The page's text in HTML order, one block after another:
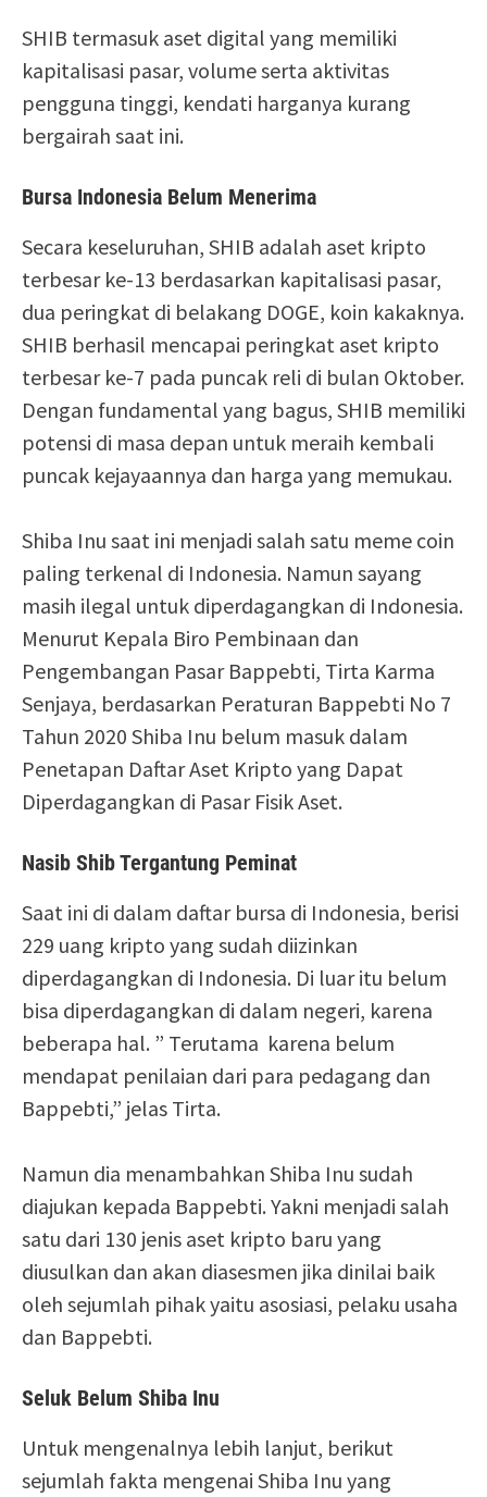
SHIB termasuk aset digital yang memiliki
kapitalisasi pasar, volume serta aktivitas
pengguna tinggi, kendati harganya kurang
bergairah saat ini.
Bursa Indonesia Belum Menerima
Secara keseluruhan, SHIB adalah aset kripto
terbesar ke-13 berdasarkan kapitalisasi pasar,
dua peringkat di belakang DOGE, koin kakaknya.
SHIB berhasil mencapai peringkat aset kripto
terbesar ke-7 pada puncak reli di bulan Oktober.
Dengan fundamental yang bagus, SHIB memiliki
potensi di masa depan untuk meraih kembali
puncak kejayaannya dan harga yang memukau.
Shiba Inu saat ini menjadi salah satu meme coin
paling terkenal di Indonesia. Namun sayang
masih ilegal untuk diperdagangkan di Indonesia.
Menurut Kepala Biro Pembinaan dan
Pengembangan Pasar Bappebti, Tirta Karma
Senjaya, berdasarkan Peraturan Bappebti No 7
Tahun 2020 Shiba Inu belum masuk dalam
Penetapan Daftar Aset Kripto yang Dapat
Diperdagangkan di Pasar Fisik Aset.
Nasib Shib Tergantung Peminat
Saat ini di dalam daftar bursa di Indonesia, berisi
229 uang kripto yang sudah diizinkan
diperdagangkan di Indonesia. Di luar itu belum
bisa diperdagangkan di dalam negeri, karena
beberapa hal. ” Terutama karena belum
mendapat penilaian dari para pedagang dan
Bappebti,” jelas Tirta.
Namun dia menambahkan Shiba Inu sudah
diajukan kepada Bappebti. Yakni menjadi salah
satu dari 130 jenis aset kripto baru yang
diusulkan dan akan diasesmen jika dinilai baik
oleh sejumlah pihak yaitu asosiasi, pelaku usaha
dan Bappebti.
Seluk Belum Shiba Inu
Untuk mengenalnya lebih lanjut, berikut
sejumlah fakta mengenai Shiba Inu yang